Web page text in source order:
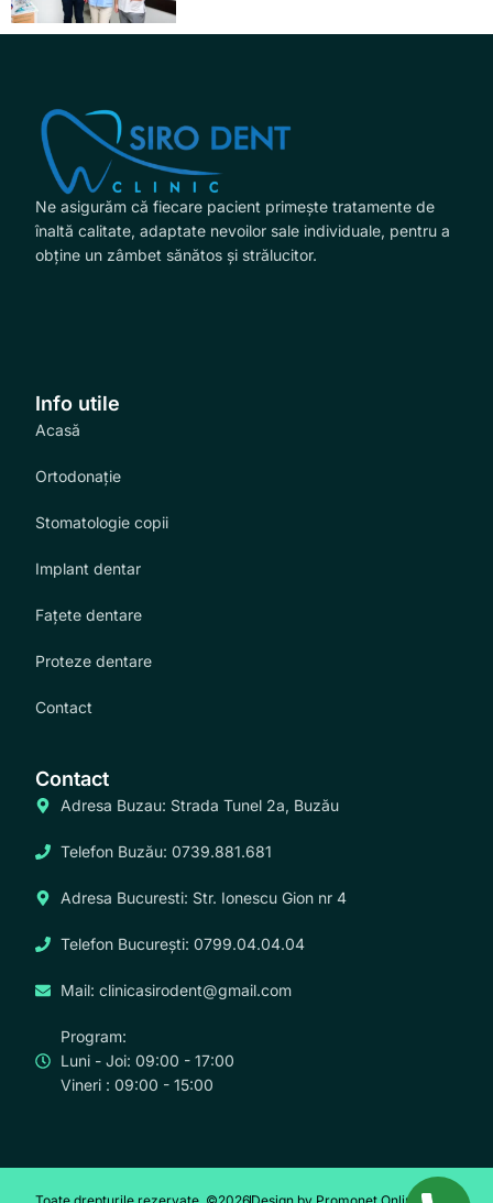
Ne asigurăm că fiecare pacient primește tratamente de
înaltă calitate, adaptate nevoilor sale individuale, pentru a
obține un zâmbet sănătos și strălucitor.
Info utile
Acasă
Ortodonație
Stomatologie copii
Implant dentar
Fațete dentare
Proteze dentare
Contact
Contact
Adresa Buzau: Strada Tunel 2a, Buzău
Telefon Buzău: 0739.881.681
Adresa Bucuresti: Str. Ionescu Gion nr 4
Telefon București: 0799.04.04.04
Mail: clinicasirodent@gmail.com
Program:
Luni - Joi: 09:00 - 17:00
Vineri : 09:00 - 15:00